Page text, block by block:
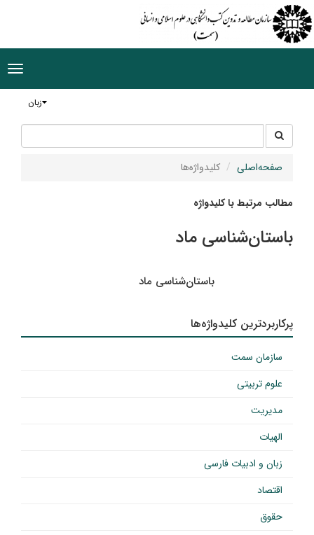
زبان
جستجو
در
سایت
صفحه‌اصلی کلیدواژه‌ها
مطالب مرتبط با کلیدواژه
باستان‌شناسی ماد
باستان‌شناسی ماد
پرکاربردترین کلیدواژه‌ها
سازمان سمت
علوم تربیتی
مدیریت
الهیات
زبان و ادبیات فارسی
اقتصاد
حقوق